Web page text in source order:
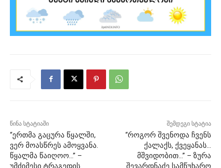
წინა სტატიაში
“ერ­თმა გა­ცუ­რა წყალ­ში,
ვერ მო­ას­წრეს ამოყ­ვა­ნა.
წყალ­მა წა­ი­ღოო…” –
უმძიმესი ტრაგედის
შემდეგი სტატია
“როგორ შვენოდა ჩვენს
ქალაქს, ქვეყანას…
მშვიდობით…” – ზურა
შევარდნაძე სამწუხარო